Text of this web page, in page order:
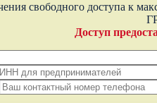
свободного доступа к
Доступ